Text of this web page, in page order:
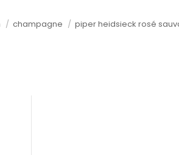
champagne piper heidsieck rosé